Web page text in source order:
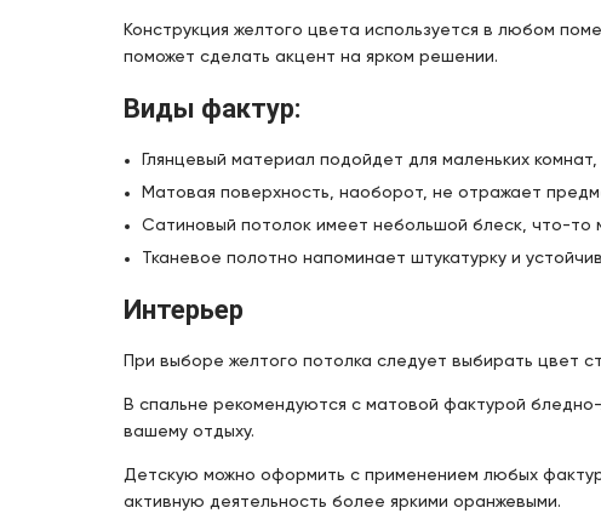
Конструкция желтого цвета используется в любом
поможет сделать акцент на ярком решении.
Виды фактур:
Глянцевый материал подойдет для маленьких
Матовая поверхность, наоборот, не отражает
Сатиновый потолок имеет небольшой блеск, что-то
Тканевое полотно напоминает штукатурку и
Интерьер
При выборе желтого потолка следует выбирать цвет
В спальне рекомендуются с матовой фактурой
вашему отдыху.
Детскую можно оформить с применением любых
активную деятельность более яркими оранжевыми.